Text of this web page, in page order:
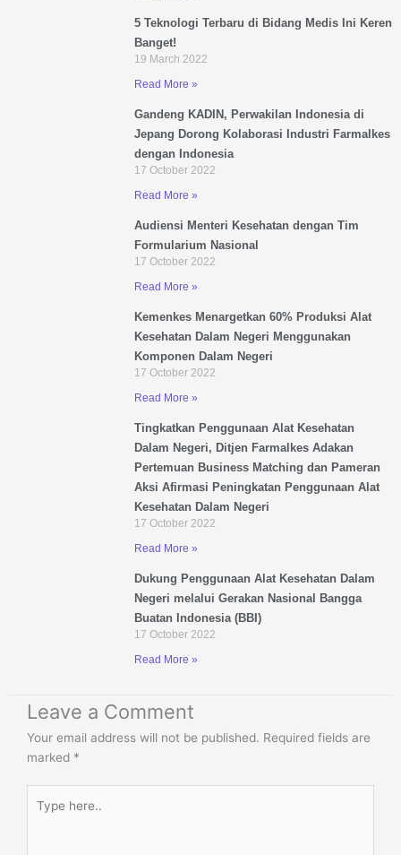
5 Teknologi Terbaru di Bidang Medis Ini Keren
Banget!
19 March 2022
Read More »
Gandeng KADIN, Perwakilan Indonesia di
Jepang Dorong Kolaborasi Industri Farmalkes
dengan Indonesia
17 October 2022
Read More »
Audiensi Menteri Kesehatan dengan Tim
Formularium Nasional
17 October 2022
Read More »
Kemenkes Menargetkan 60% Produksi Alat
Kesehatan Dalam Negeri Menggunakan
Komponen Dalam Negeri
17 October 2022
Read More »
Tingkatkan Penggunaan Alat Kesehatan
Dalam Negeri, Ditjen Farmalkes Adakan
Pertemuan Business Matching dan Pameran
Aksi Afirmasi Peningkatan Penggunaan Alat
Kesehatan Dalam Negeri
17 October 2022
Read More »
Dukung Penggunaan Alat Kesehatan Dalam
Negeri melalui Gerakan Nasional Bangga
Buatan Indonesia (BBI)
17 October 2022
Read More »
Leave a Comment
Your email address will not be published. Required fields are
marked *
here..